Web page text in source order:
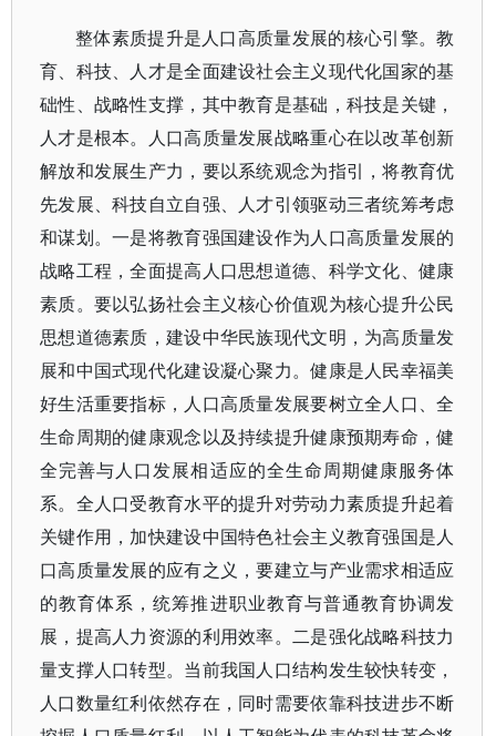
整体素质提升是人口高质量发展的核心引擎。教
育、科技、人才是全面建设社会主义现代化国家的基
础性、战略性支撑，其中教育是基础，科技是关键，
人才是根本。人口高质量发展战略重心在以改革创新
解放和发展生产力，要以系统观念为指引，将教育优
先发展、科技自立自强、人才引领驱动三者统筹考虑
和谋划。一是将教育强国建设作为人口高质量发展的
战略工程，全面提高人口思想道德、科学文化、健康
素质。要以弘扬社会主义核心价值观为核心提升公民
思想道德素质，建设中华民族现代文明，为高质量发
展和中国式现代化建设凝心聚力。健康是人民幸福美
好生活重要指标，人口高质量发展要树立全人口、全
生命周期的健康观念以及持续提升健康预期寿命，健
全完善与人口发展相适应的全生命周期健康服务体
系。全人口受教育水平的提升对劳动力素质提升起着
关键作用，加快建设中国特色社会主义教育强国是人
口高质量发展的应有之义，要建立与产业需求相适应
的教育体系，统筹推进职业教育与普通教育协调发
展，提高人力资源的利用效率。二是强化战略科技力
量支撑人口转型。当前我国人口结构发生较快转变，
人口数量红利依然存在，同时需要依靠科技进步不断